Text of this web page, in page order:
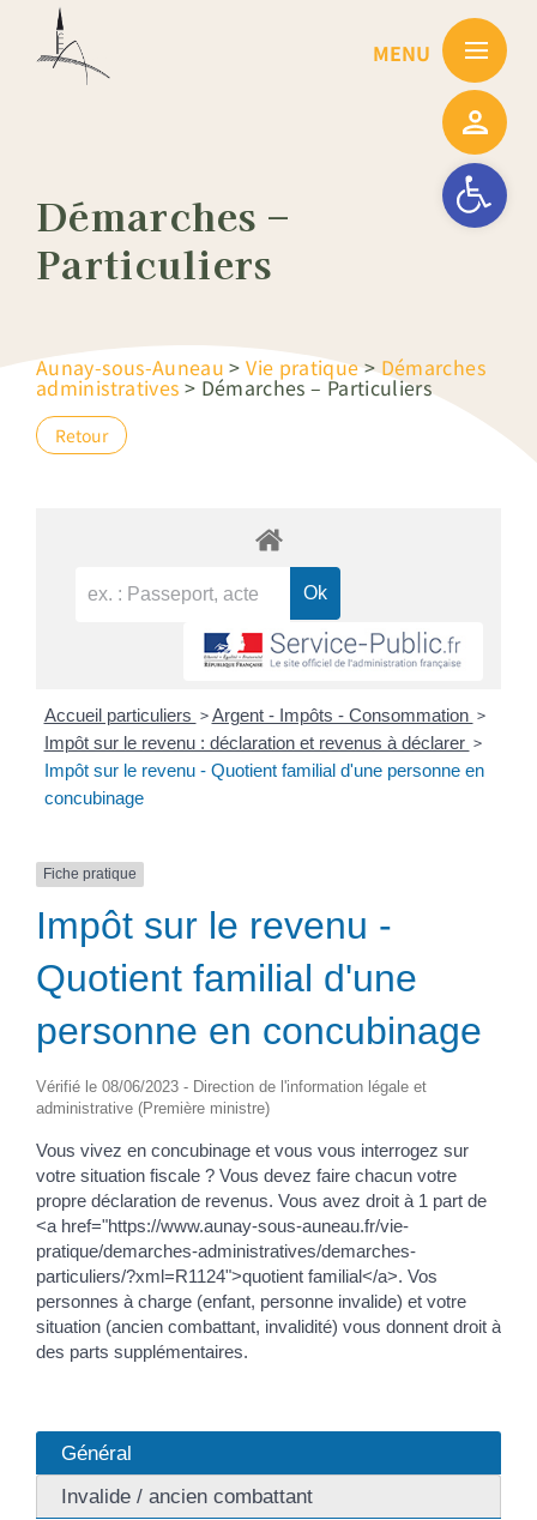
Ouvrir la
Démarches –
Particuliers
Aunay-sous-Auneau >Vie pratique>Démarches
administratives > Démarches – Particuliers
Retour
Accueil particuliers > Argent - Impôts - Consommation >
Impôt sur le revenu : déclaration et revenus à déclarer >
Impôt sur le revenu - Quotient familial d'une personne en
concubinage
Fiche pratique
Impôt sur le revenu -
Quotient familial d'une
personne en concubinage
Vérifié le 08/06/2023 - Direction de l'information légale et
administrative (Première ministre)
Vous vivez en concubinage et vous vous interrogez sur
votre situation fiscale ? Vous devez faire chacun votre
propre déclaration de revenus. Vous avez droit à 1 part de
<a href="https://www.aunay-sous-auneau.fr/vie-
pratique/demarches-administratives/demarches-
particuliers/?xml=R1124">quotient familial</a>. Vos
personnes à charge (enfant, personne invalide) et votre
situation (ancien combattant, invalidité) vous donnent droit à
des parts supplémentaires.
Général
Invalide / ancien combattant